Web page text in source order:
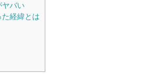
バい
経緯とは